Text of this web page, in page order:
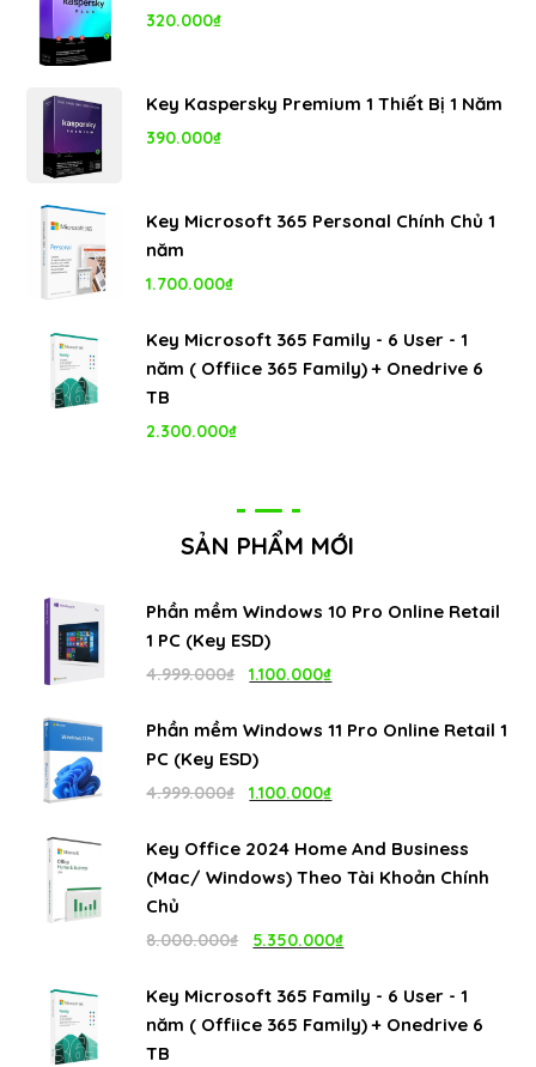
320.000₫
Key Kaspersky Premium 1 Thiết Bị 1 Năm
390.000₫
Key Microsoft 365 Personal Chính Chủ 1
năm
1.700.000₫
Key Microsoft 365 Family - 6 User - 1
năm ( Offiice 365 Family) + Onedrive 6
TB
2.300.000₫
SẢN PHẨM MỚI
Phần mềm Windows 10 Pro Online Retail
1 PC (Key ESD)
4.999.000₫
Giá
là:
1.100.000₫
tại
Phần mềm Windows 11 Pro Online Retail 1
PC (Key ESD)
4.999.000₫
Giá
là:
1.100.000₫
tại
1.100.000₫.
Key Office 2024 Home And Business
(Mac/ Windows) Theo Tài Khoản Chính
Chủ
8.000.000₫
Giá
là:
5.350.000₫
tại
Key Microsoft 365 Family - 6 User - 1
năm ( Offiice 365 Family) + Onedrive 6
TB